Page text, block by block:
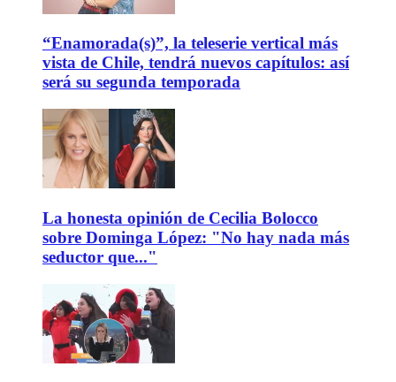
“Enamorada(s)”, la teleserie vertical más
vista de Chile, tendrá nuevos capítulos: así
será su segunda temporada
La honesta opinión de Cecilia Bolocco
sobre Dominga López: "No hay nada más
seductor que..."